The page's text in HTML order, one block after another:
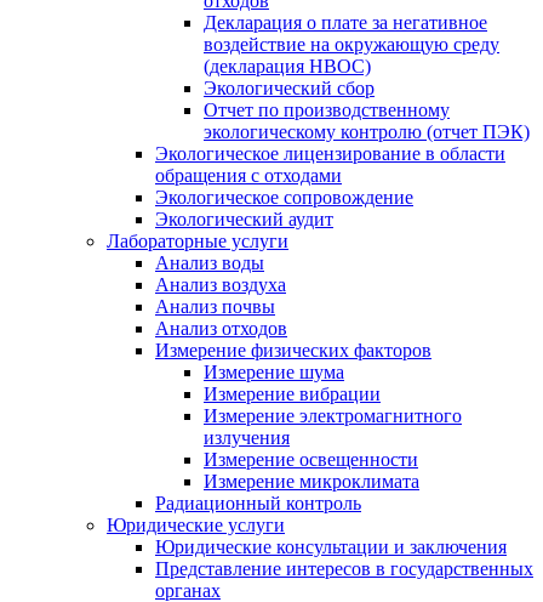
Декларация о плате за негативное
воздействие на окружающую среду
(декларация НВОС)
Экологический сбор
Отчет по производственному
экологическому контролю (отчет ПЭК)
Экологическое лицензирование в области
обращения с отходами
Экологическое сопровождение
Экологический аудит
Лабораторные услуги
Анализ воды
Анализ воздуха
Анализ почвы
Анализ отходов
Измерение физических факторов
Измерение шума
Измерение вибрации
Измерение электромагнитного
излучения
Измерение освещенности
Измерение микроклимата
Радиационный контроль
Юридические услуги
Юридические консультации и заключения
Представление интересов в государственных
органах​